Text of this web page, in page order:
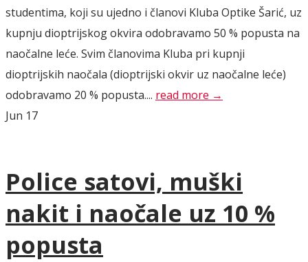
studentima, koji su ujedno i članovi Kluba Optike Šarić, uz
kupnju dioptrijskog okvira odobravamo 50 % popusta na
naočalne leće. Svim članovima Kluba pri kupnji
dioptrijskih naočala (dioptrijski okvir uz naočalne leće)
odobravamo 20 % popusta.... read more →
Jun 17
Police satovi, muški
nakit i naočale uz 10 %
popusta